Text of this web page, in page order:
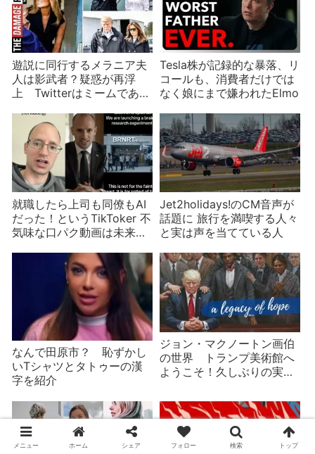
遊説に同行するメラニア夫
人は影武者？疑惑が再浮
上 Twitterはミームであふ
Tesla株が記録的な暴落、リ
コールも、消費者だけでは
なく娘にまで嫌われたElmo
就職したら上司も同僚もAI
だった！というTikToker 不
気味な口パク動画は未来な
Jet2holidays!のCM音声が
話題に 旅行を満喫する人々
と実は声を当てている人
なんで田原市？ 恥ずかし
いTシャツとタトゥーの漢
字を紹介
ジョン・マクノートン画伯
の世界 トランプ美術館へ
ようこそ！久しぶりの実家
メニュー ホーム シェア フォロー 検索 トップ